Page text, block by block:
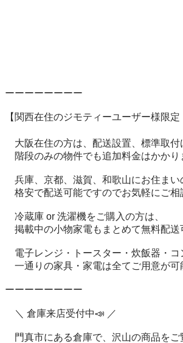
ーーーーーーーー
【関西在住のジモティーユーザー様限定
大阪在住の方は、配送設置、標準取付
階段のみの物件でも追加料金はかかり
兵庫、京都、滋賀、和歌山にお住まい
格安で配送可能ですのでお気軽にご相
冷蔵庫 or 洗濯機をご購入の方は、
掲載中の小物家電もまとめて無料配送
電子レンジ・トースター・炊飯器・コ
一通りの家具・家電は全てご用意が可
ーーーーーーーー
＼ 倉庫来店受付中📣 ／
門真市にある倉庫で、沢山の商品をご